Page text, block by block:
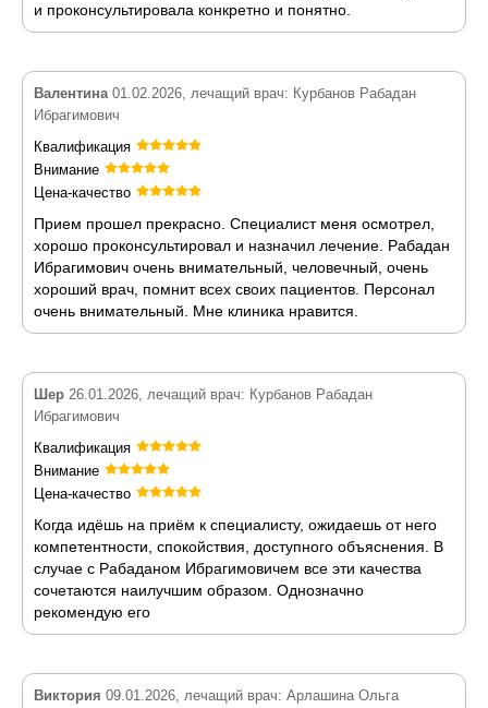
и проконсультировала конкретно и понятно.
Валентина01.02.2026, лечащий врач: Курбанов Рабадан
Ибрагимович
Квалификация
Внимание
Цена-качество
Прием прошел прекрасно. Специалист меня осмотрел,
хорошо проконсультировал и назначил лечение. Рабадан
Ибрагимович очень внимательный, человечный, очень
хороший врач, помнит всех своих пациентов. Персонал
очень внимательный. Мне клиника нравится.
Шер 26.01.2026, лечащий врач: Курбанов Рабадан
Ибрагимович
Квалификация
Внимание
Цена-качество
Когда идёшь на приём к специалисту, ожидаешь от него
компетентности, спокойствия, доступного объяснения. В
случае с Рабаданом Ибрагимовичем все эти качества
сочетаются наилучшим образом. Однозначно
рекомендую его
Виктория 09.01.2026, лечащий врач: Арлашина Ольга